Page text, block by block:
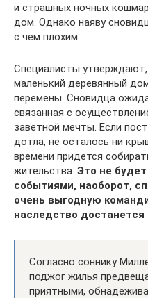
и страшных ночных
дом. Однако наяву
с чем плохим.
Специалисты
маленький деревянный
перемены. Сновидца
связанная с
заветной мечты. Если
дотла, не осталось ни
времени придется
жительства. Это не
событиями, наоборот,
очень выгодную
наследство
Согласно соннику
поджог жилья
приятными,